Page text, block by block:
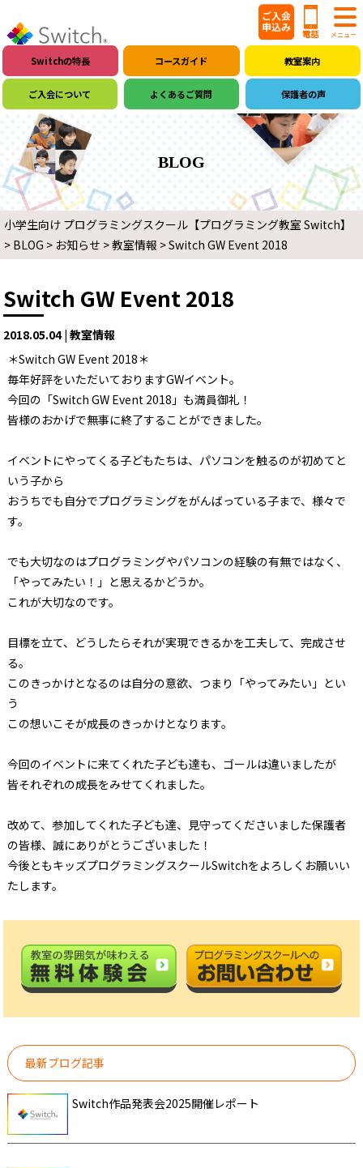
Switchの特長 コースガイド 教室案内
ご入会について よくあるご質問 保護者の声
BLOG
小学生向け プログラミングスクール【プログラミング教室 Switch】
> BLOG > お知らせ >教室情報 >Switch GW Event 2018
Switch GW Event 2018
2018.05.04 | 教室情報
＊Switch GW Event 2018＊
毎年好評をいただいておりますGWイベント。
今回の「Switch GW Event 2018」も満員御礼！
皆様のおかげで無事に終了することができました。
イベントにやってくる子どもたちは、パソコンを触るのが初めてと
いう子から
おうちでも自分でプログラミングをがんばっている子まで、様々で
す。
でも大切なのはプログラミングやパソコンの経験の有無ではなく、
「やってみたい！」と思えるかどうか。
これが大切なのです。
目標を立て、どうしたらそれが実現できるかを工夫して、完成させ
る。
このきっかけとなるのは自分の意欲、つまり「やってみたい」とい
う
この想いこそが成長のきっかけとなります。
今回のイベントに来てくれた子ども達も、ゴールは違いましたが
皆それぞれの成長をみせてくれました。
改めて、参加してくれた子ども達、見守ってくださいました保護者
の皆様、誠にありがとうございました！
今後ともキッズプログラミングスクールSwitchをよろしくお願いい
たします。
最新ブログ記事
Switch作品発表会2025開催レポート